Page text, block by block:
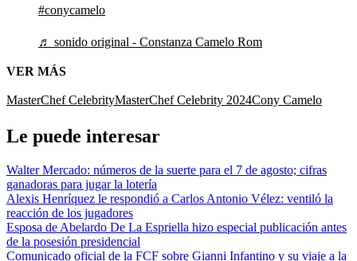
#conycamelo
♬ sonido original - Constanza Camelo Rom
VER MÁS
MasterChef CelebrityMasterChef Celebrity 2024Cony Camelo
Le puede interesar
Walter Mercado: números de la suerte para el 7 de agosto; cifras
ganadoras para jugar la lotería
Alexis Henríquez le respondió a Carlos Antonio Vélez: ventiló la
reacción de los jugadores
Esposa de Abelardo De La Espriella hizo especial publicación antes
de la posesión presidencial
Comunicado oficial de la FCF sobre Gianni Infantino y su viaje a la